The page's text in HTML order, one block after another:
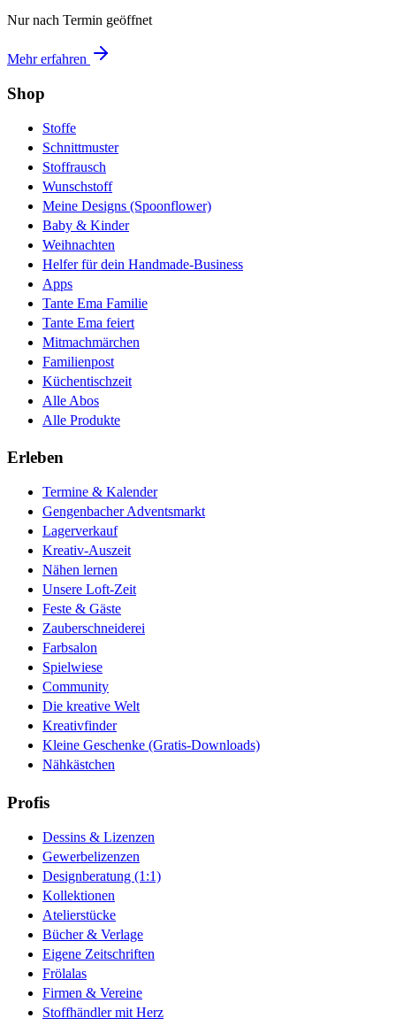
Nur nach Termin geöffnet
Mehr erfahren
Shop
Stoffe
Schnittmuster
Stoffrausch
Wunschstoff
Meine Designs (Spoonflower)
Baby & Kinder
Weihnachten
Helfer für dein Handmade-Business
Apps
Tante Ema Familie
Tante Ema feiert
Mitmachmärchen
Familienpost
Küchentischzeit
Alle Abos
Alle Produkte
Erleben
Termine & Kalender
Gengenbacher Adventsmarkt
Lagerverkauf
Kreativ-Auszeit
Nähen lernen
Unsere Loft-Zeit
Feste & Gäste
Zauberschneiderei
Farbsalon
Spielwiese
Community
Die kreative Welt
Kreativfinder
Kleine Geschenke (Gratis-Downloads)
Nähkästchen
Profis
Dessins & Lizenzen
Gewerbelizenzen
Designberatung (1:1)
Kollektionen
Atelierstücke
Bücher & Verlage
Eigene Zeitschriften
Frölalas
Firmen & Vereine
Stoffhändler mit Herz